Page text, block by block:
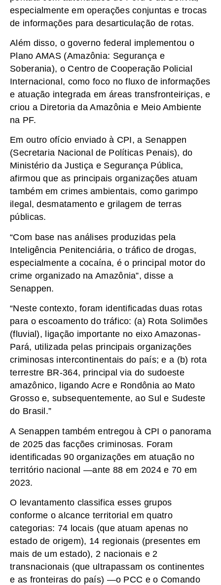
especialmente em operações conjuntas e trocas
de informações para desarticulação de rotas.
Além disso, o governo federal implementou o
Plano AMAS (Amazônia: Segurança e
Soberania), o Centro de Cooperação Policial
Internacional, como foco no fluxo de informações
e atuação integrada em áreas transfronteiriças, e
criou a Diretoria da Amazônia e Meio Ambiente
na PF.
Em outro ofício enviado à CPI, a Senappen
(Secretaria Nacional de Políticas Penais), do
Ministério da Justiça e Segurança Pública,
afirmou que as principais organizações atuam
também em crimes ambientais, como garimpo
ilegal, desmatamento e grilagem de terras
públicas.
“Com base nas análises produzidas pela
Inteligência Penitenciária, o tráfico de drogas,
especialmente a cocaína, é o principal motor do
crime organizado na Amazônia”, disse a
Senappen.
“Neste contexto, foram identificadas duas rotas
para o escoamento do tráfico: (a) Rota Solimões
(fluvial), ligação importante no eixo Amazonas-
Pará, utilizada pelas principais organizações
criminosas intercontinentais do país; e a (b) rota
terrestre BR-364, principal via do sudoeste
amazônico, ligando Acre e Rondônia ao Mato
Grosso e, subsequentemente, ao Sul e Sudeste
do Brasil.”
A Senappen também entregou à CPI o panorama
de 2025 das facções criminosas. Foram
identificadas 90 organizações em atuação no
território nacional —ante 88 em 2024 e 70 em
2023.
O levantamento classifica esses grupos
conforme o alcance territorial em quatro
categorias: 74 locais (que atuam apenas no
estado de origem), 14 regionais (presentes em
mais de um estado), 2 nacionais e 2
transnacionais (que ultrapassam os continentes
e as fronteiras do país) —o PCC e o Comando